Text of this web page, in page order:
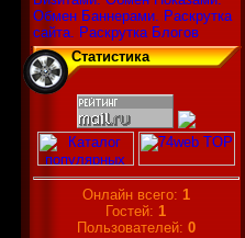
Статистика
Онлайн всего: 1
Гостей: 1
Пользователей: 0